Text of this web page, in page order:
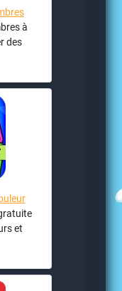
à
des
et